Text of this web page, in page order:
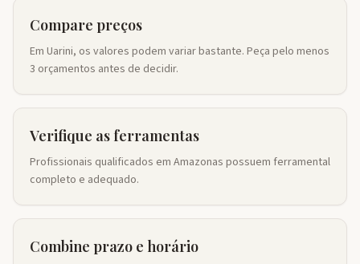
Compare preços
Em Uarini, os valores podem variar bastante. Peça pelo menos
3 orçamentos antes de decidir.
Verifique as ferramentas
Profissionais qualificados em Amazonas possuem ferramental
completo e adequado.
Combine prazo e horário